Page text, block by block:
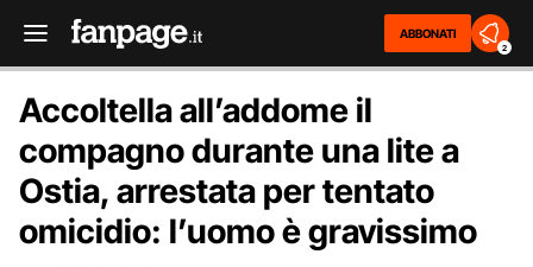
ABBONATI
2
Accoltella all’addome il
compagno durante una lite a
Ostia, arrestata per tentato
omicidio: l’uomo è gravissimo